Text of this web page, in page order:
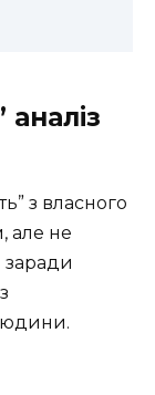
аналіз
з власного
але не